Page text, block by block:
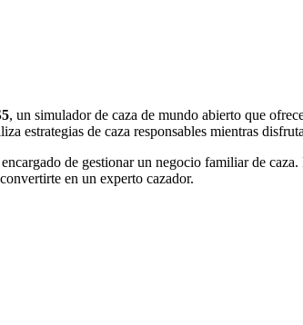
, un simulador de caza de mundo abierto que
estrategias de caza responsables mientras
de gestionar un negocio familiar de
en un experto cazador.